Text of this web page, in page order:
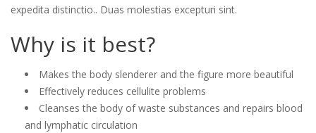
expedita distinctio.. Duas molestias excepturi sint.
Why is it best?
Makes the body slenderer and the figure more beautiful
Effectively reduces cellulite problems
Cleanses the body of waste substances and repairs blood
and lymphatic circulation